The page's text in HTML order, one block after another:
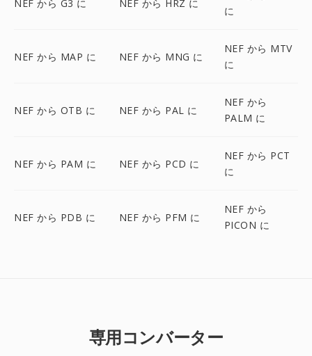
NEF から G3 に NEF から HRZ に
に
NEF から MAP に NEF から MNG に
NEF から MTV
に
NEF から OTB に NEF から PAL に
NEF から
PALM に
NEF から PAM に NEF から PCD に
NEF から PCT
に
NEF から PDB に NEF から PFM に
NEF から
PICON に
専用コンバーター